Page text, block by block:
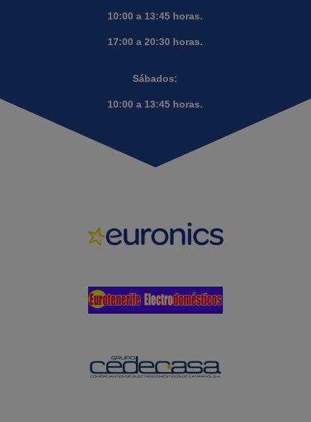
10:00 a 13:45 horas.
17:00 a 20:30 horas.
Sábados:
10:00 a 13:45 horas.